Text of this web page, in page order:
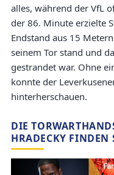
alles, während der VfL
der 86. Minute erzielte
Endstand aus 15
seinem Tor stand und
gestrandet war. Ohne
konnte der
hinterherschauen.
DIE
HRADECKY FINDEN